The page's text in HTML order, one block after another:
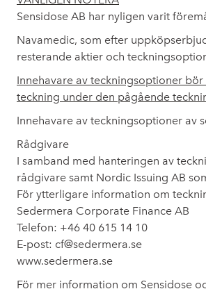
Sensidose AB har nyligen varit
Navamedic, som efter
resterande aktier och
Innehavare av teckningsoptioner
teckning under den pågående
Innehavare av teckningsoptioner av
Rådgivare
I samband med hanteringen av
rådgivare samt Nordic Issuing AB
För ytterligare information om
Sedermera Corporate Finance AB
Telefon: +46 40 615 14 10
E-post: cf@sedermera.se
www.sedermera.se
För mer information om Sensidose